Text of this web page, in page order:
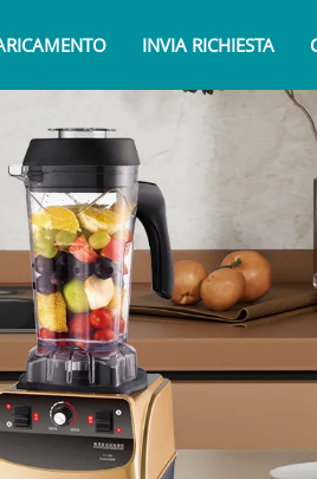
INVIA RICHIESTA